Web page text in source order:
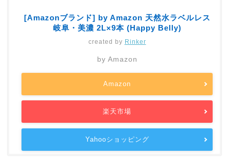
[Amazonブランド] by Amazon 天然水ラベルレス
岐阜・美濃 2L×9本 (Happy Belly)
created by Rinker
by Amazon
Amazon
楽天市場
Yahooショッピング